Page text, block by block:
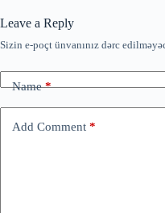
Leave a Reply
Sizin e-poçt ünvanınız dərc
Name*
Add Comment *